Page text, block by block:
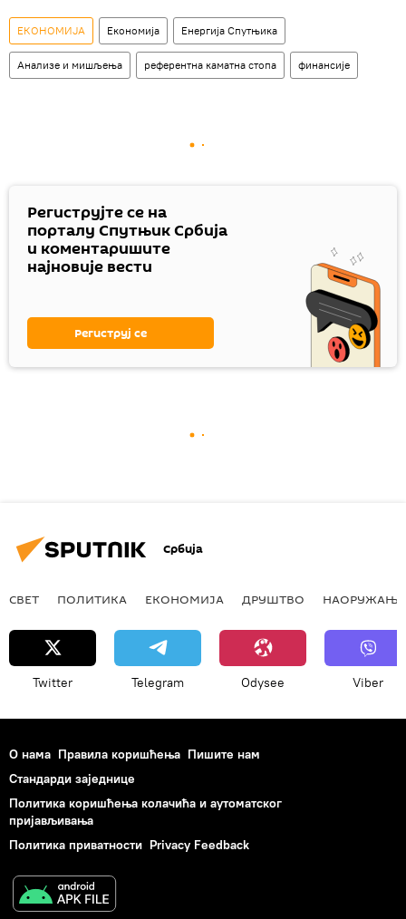
ЕКОНОМИЈА Економија Енергија Спутњика
Анализе и мишљења референтна каматна стопа финансије
Региструјте се на
порталу Спутњик Србија
и коментаришите
најновије вести
Региструј се
Србија
СВЕТ ПОЛИТИКА ЕКОНОМИЈА ДРУШТВО НАОРУЖАЊЕ
Twitter Telegram Odysee Viber
О нама Правила коришћења Пишите нам
Стандарди заједнице
Политика коришћења колачића и аутоматског
пријављивања
Политика приватности Privacy Feedback